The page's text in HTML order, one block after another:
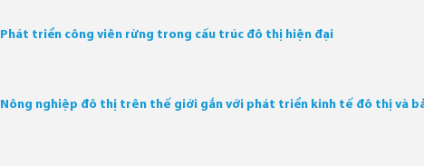
Phát triển công viên rừng trong cấu trúc đô thị hiện đại
Nông nghiệp đô thị trên thế giới gắn với phát triển kinh tế đô thị và